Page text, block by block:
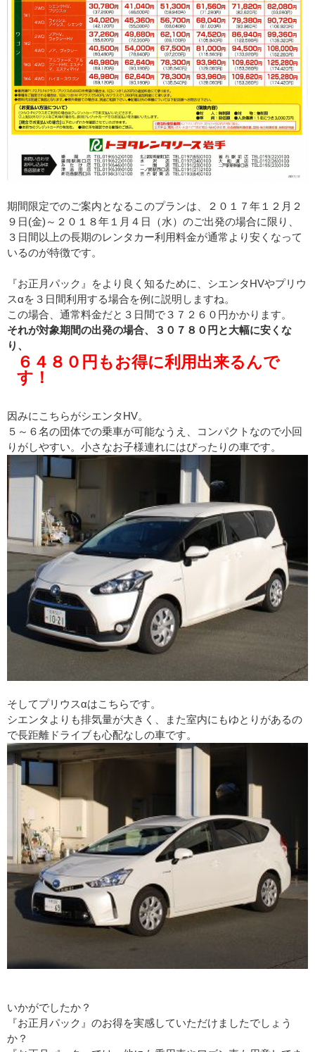
期間限定でのご案内となるこのプランは、２０１７年１２月２
９日(金)～２０１８年１月４日（水）のご出発の場合に限り、
３日間以上の長期のレンタカー利用料金が通常より安くなって
いるのが特徴です。
『お正月パック』をより良く知るために、シエンタHVやプリウ
スαを３日間利用する場合を例に説明しますね。
この場合、通常料金だと３日間で３７２６０円かかります。
それが対象期間の出発の場合、３０７８０円と大幅に安くな
り、
６４８０円もお得に利用出来るんで
す！
因みにこちらがシエンタHV。
５～６名の団体での乗車が可能なうえ、コンパクトなので小回
りがしやすい。小さなお子様連れにはぴったりの車です。
そしてプリウスαはこちらです。
シエンタよりも排気量が大きく、また室内にもゆとりがあるの
で長距離ドライブも心配なしの車です。
いかがでしたか？
『お正月パック』のお得を実感していただけましたでしょう
か？